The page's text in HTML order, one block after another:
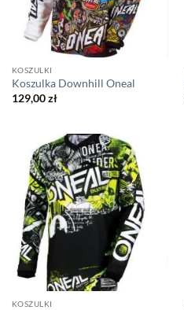
KOSZULKI
Koszulka Downhill Oneal
129,00zł
KOSZULKI